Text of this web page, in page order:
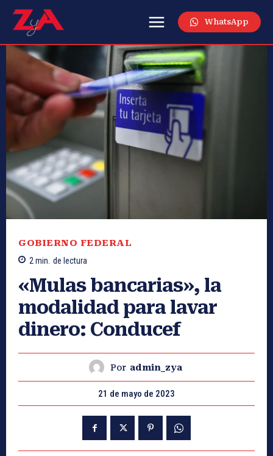
WhatsApp
GOBIERNO FEDERAL
2min. de lectura
«Mulas bancarias», la
modalidad para lavar
dinero: Conducef
Por admin_zya
21 de mayo de 2023